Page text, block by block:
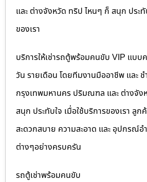
และ ต่างจังหวัด ทริป ไหนๆ ก็ สนุก ประทั
ของเรา
บริการให้เช่ารถตู้พร้อมคนขับ VIP แบบ
วัน รายเดือน โดยทีมงานมืออาชีพ และ
กรุงเทพมหานคร ปริมณฑล และ ต่างจัง
สนุก ประทับใจ เมื่อใช้บริการของเรา ลูก
สะดวกสบาย ความสะอาด และ อุปกรณ์อ
ต่างๆอย่างครบครัน
รถตู้เช่าพร้อมคนขับ